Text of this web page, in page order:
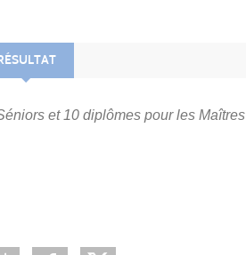
et 10 diplômes pour les Maîtres